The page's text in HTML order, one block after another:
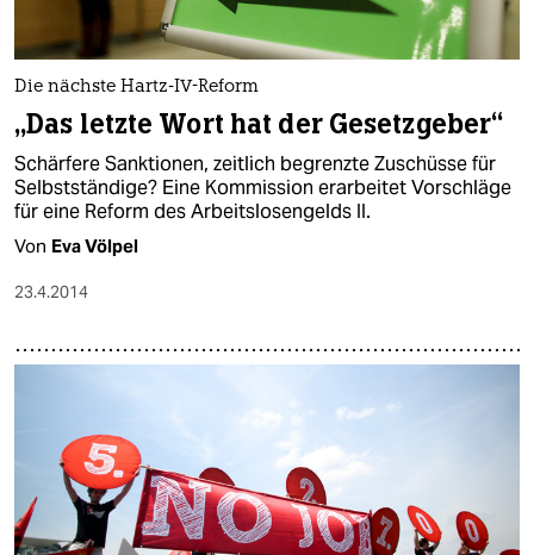
Die nächste Hartz-IV-Reform
„Das letzte Wort hat der Gesetzgeber“
Schärfere Sanktionen, zeitlich begrenzte Zuschüsse für
Selbstständige? Eine Kommission erarbeitet Vorschläge
für eine Reform des Arbeitslosengelds II.
Von Eva Völpel
23.4.2014